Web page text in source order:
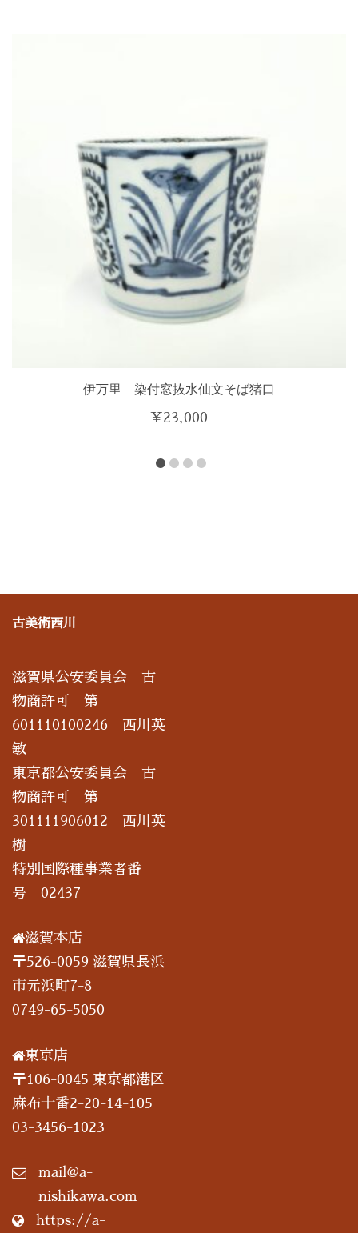
伊万里 染付窓抜水仙文そば猪口
¥23,000
古美術西川
滋賀県公安委員会 古
物商許可 第
601110100246 西川英
敏
東京都公安委員会 古
物商許可 第
301111906012 西川英
樹
特別国際種事業者番
号 02437
滋賀本店
〒526-0059 滋賀県長浜
市元浜町7-8
0749-65-5050
東京店
〒106-0045 東京都港区
麻布十番2-20-14-105
03-3456-1023
mail@a-
nishikawa.com
https://a-